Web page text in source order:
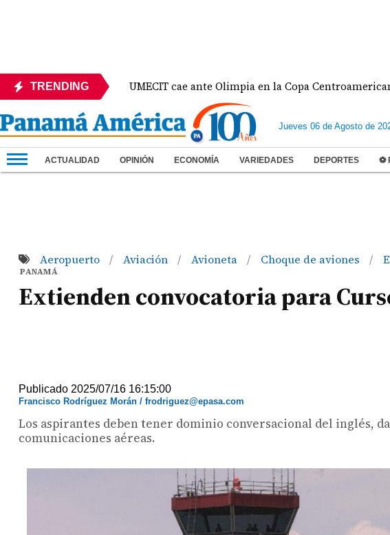
TRENDING UMECIT cae ante Olimpia en la Copa Centroamericana de
Jueves 06 de Agosto de
ACTUALIDAD OPINIÓN ECONOMÍA VARIEDADES DEPORTES ⚽
Aeropuerto / Aviación / Avioneta / Choque de aviones /
PANAMÁ
Extienden convocatoria para
Publicado 2025/07/16 16:15:00
Francisco Rodríguez Morán / frodriguez@epasa.com
Los aspirantes deben tener dominio conversacional del inglés,
comunicaciones aéreas.